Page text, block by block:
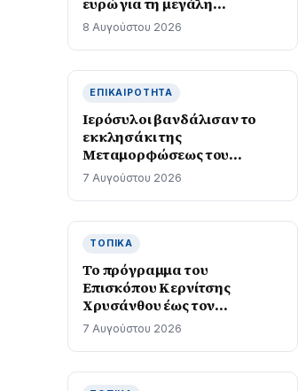
ανάπλαση
8 Αυγούστου 2026
ΕΠΙΚΑΙΡΌΤΗΤΑ
Ιερόσυλοι βανδάλισαν το
εκκλησάκι της
Μεταμορφώσεως του
Σωτήρος
7 Αυγούστου 2026
ΤΟΠΙΚΆ
Το πρόγραμμα του
Επισκόπου Κερνίτσης
Χρυσάνθου έως τον
Δεκαπενταύγουστο
7 Αυγούστου 2026